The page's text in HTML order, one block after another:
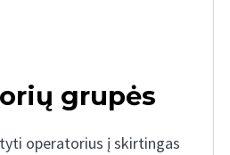
grupės
operatorius į skirtingas